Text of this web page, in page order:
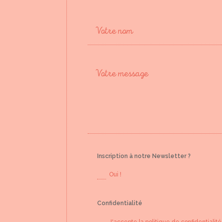
Inscription à notre Newsletter ?
Oui !
Confidentialité